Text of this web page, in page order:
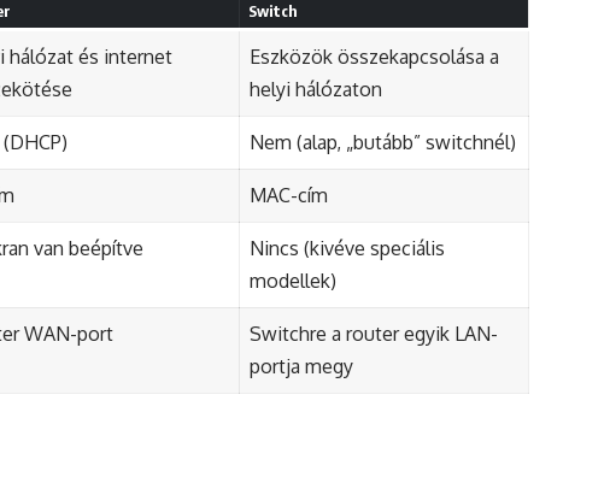
Switch
hálózat és internet
Eszközök összekapcsolása a
helyi hálózaton
Nem (alap, „butább” switchnél)
MAC-cím
van beépítve
Nincs (kivéve speciális
modellek)
WAN-port
Switchre a router egyik LAN-
portja megy